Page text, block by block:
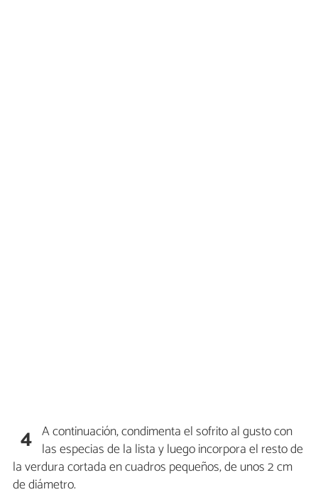
4 A continuación, condimenta el sofrito al gusto con
las especias de la lista y luego incorpora el resto de
la verdura cortada en cuadros pequeños, de unos 2 cm
de diámetro.